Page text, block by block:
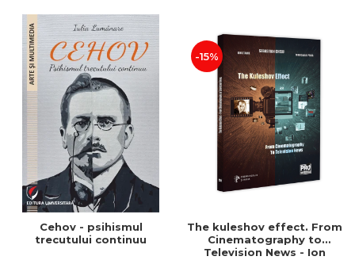
Cehov - psihismul
trecutului continuu
-15%
The kuleshov effect. From
Cinematography to
Television News - Ion